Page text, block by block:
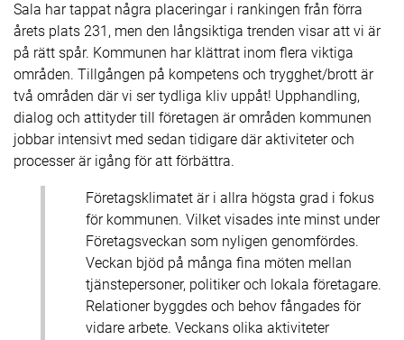
Sala har tappat några placeringar i rankingen från förra
årets plats 231, men den långsiktiga trenden visar att vi är
på rätt spår. Kommunen har klättrat inom flera viktiga
områden. Tillgången på kompetens och trygghet/brott är
två områden där vi ser tydliga kliv uppåt! Upphandling,
dialog och attityder till företagen är områden kommunen
jobbar intensivt med sedan tidigare där aktiviteter och
processer är igång för att förbättra.
Företagsklimatet är i allra högsta grad i fokus
för kommunen. Vilket visades inte minst under
Företagsveckan som nyligen genomfördes.
Veckan bjöd på många fina möten mellan
tjänstepersoner, politiker och lokala företagare.
Relationer byggdes och behov fångades för
vidare arbete. Veckans olika aktiviteter